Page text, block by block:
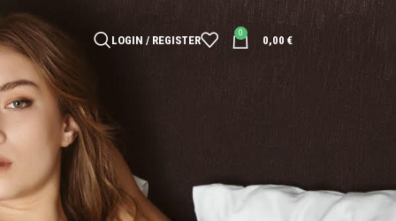
LOGIN / REGISTER
0
0,00 €